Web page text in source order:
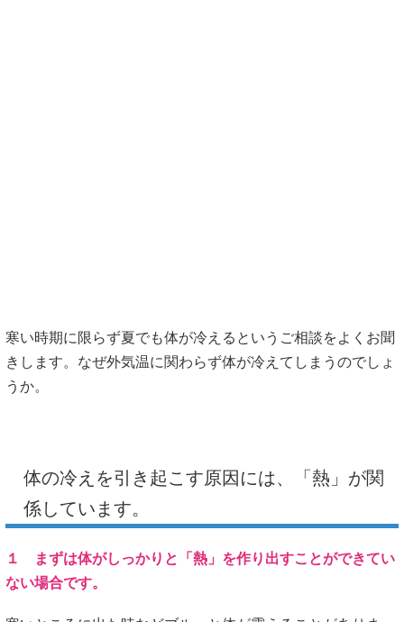
寒い時期に限らず夏でも体が冷えるというご相談をよくお聞
きします。なぜ外気温に関わらず体が冷えてしまうのでしょ
うか。
体の冷えを引き起こす原因には、「熱」が関
係しています。
１ まずは体がしっかりと「熱」を作り出すことができてい
ない場合です。